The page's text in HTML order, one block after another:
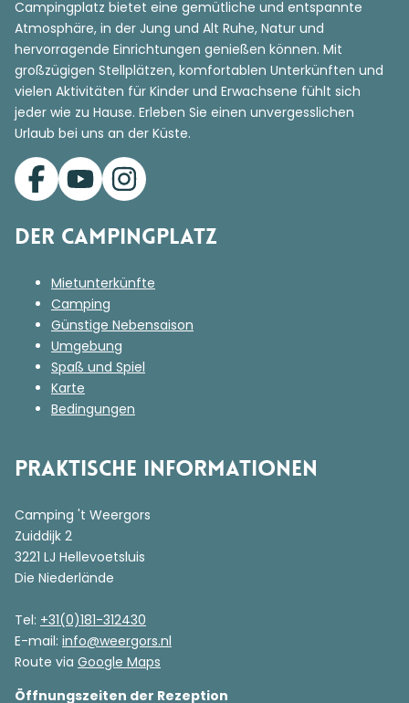
Campingplatz bietet eine gemütliche und entspannte
Atmosphäre, in der Jung und Alt Ruhe, Natur und
hervorragende Einrichtungen genießen können. Mit
großzügigen Stellplätzen, komfortablen Unterkünften und
vielen Aktivitäten für Kinder und Erwachsene fühlt sich
jeder wie zu Hause. Erleben Sie einen unvergesslichen
Urlaub bei uns an der Küste.
Der Campingplatz
Mietunterkünfte
Camping
Günstige Nebensaison
Umgebung
Spaß und Spiel
Karte
Bedingungen
Praktische Informationen
Camping 't Weergors
Zuiddijk 2
3221 LJ Hellevoetsluis
Die Niederlände
Tel: +31(0)181-312430
E-mail: info@weergors.nl
Route via Google Maps
Öffnungszeiten der Rezeption